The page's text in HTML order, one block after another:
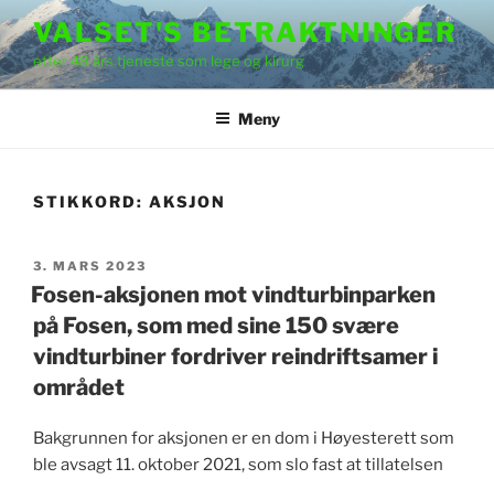
til
innhold
VALSET'S BETRAKTNINGER
etter 48 års tjeneste som lege og kirurg
Meny
STIKKORD: AKSJON
PUBLISERT
3. MARS 2023
Fosen-aksjonen mot vindturbinparken
på Fosen, som med sine 150 svære
vindturbiner fordriver reindriftsamer i
området
Bakgrunnen for aksjonen er en dom i Høyesterett som
ble avsagt 11. oktober 2021, som slo fast at tillatelsen